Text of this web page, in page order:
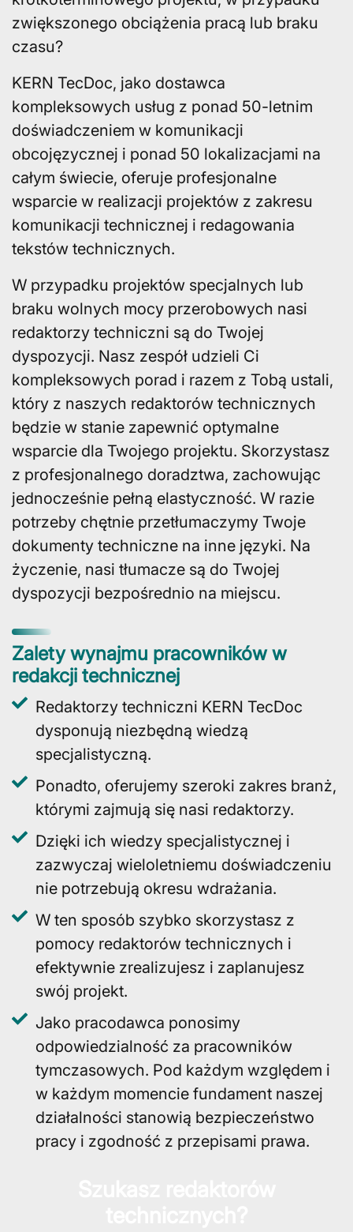
zwiększonego obciążenia pracą lub braku
czasu?
KERN TecDoc, jako dostawca
kompleksowych usług z ponad 50-letnim
doświadczeniem w komunikacji
obcojęzycznej i ponad 50 lokalizacjami na
całym świecie, oferuje profesjonalne
wsparcie w realizacji projektów z zakresu
komunikacji technicznej i redagowania
tekstów technicznych.
W przypadku projektów specjalnych lub
braku wolnych mocy przerobowych nasi
redaktorzy techniczni są do Twojej
dyspozycji. Nasz zespół udzieli Ci
kompleksowych porad i razem z Tobą ustali,
który z naszych redaktorów technicznych
będzie w stanie zapewnić optymalne
wsparcie dla Twojego projektu. Skorzystasz
z profesjonalnego doradztwa, zachowując
jednocześnie pełną elastyczność. W razie
potrzeby chętnie przetłumaczymy Twoje
dokumenty techniczne na inne języki. Na
życzenie, nasi tłumacze są do Twojej
dyspozycji bezpośrednio na miejscu.
Zalety wynajmu pracowników w
redakcji technicznej
Redaktorzy techniczni KERN TecDoc
dysponują niezbędną wiedzą
specjalistyczną.
Ponadto, oferujemy szeroki zakres branż,
którymi zajmują się nasi redaktorzy.
Dzięki ich wiedzy specjalistycznej i
zazwyczaj wieloletniemu doświadczeniu
nie potrzebują okresu wdrażania.
W ten sposób szybko skorzystasz z
pomocy redaktorów technicznych i
efektywnie zrealizujesz i zaplanujesz
swój projekt.
Jako pracodawca ponosimy
odpowiedzialność za pracowników
tymczasowych. Pod każdym względem i
w każdym momencie fundament naszej
działalności stanowią bezpieczeństwo
pracy i zgodność z przepisami prawa.